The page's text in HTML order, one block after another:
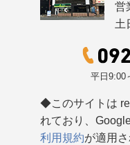
営
土
平日9:00
◆このサイトは
れており、
利用規約が適用さ